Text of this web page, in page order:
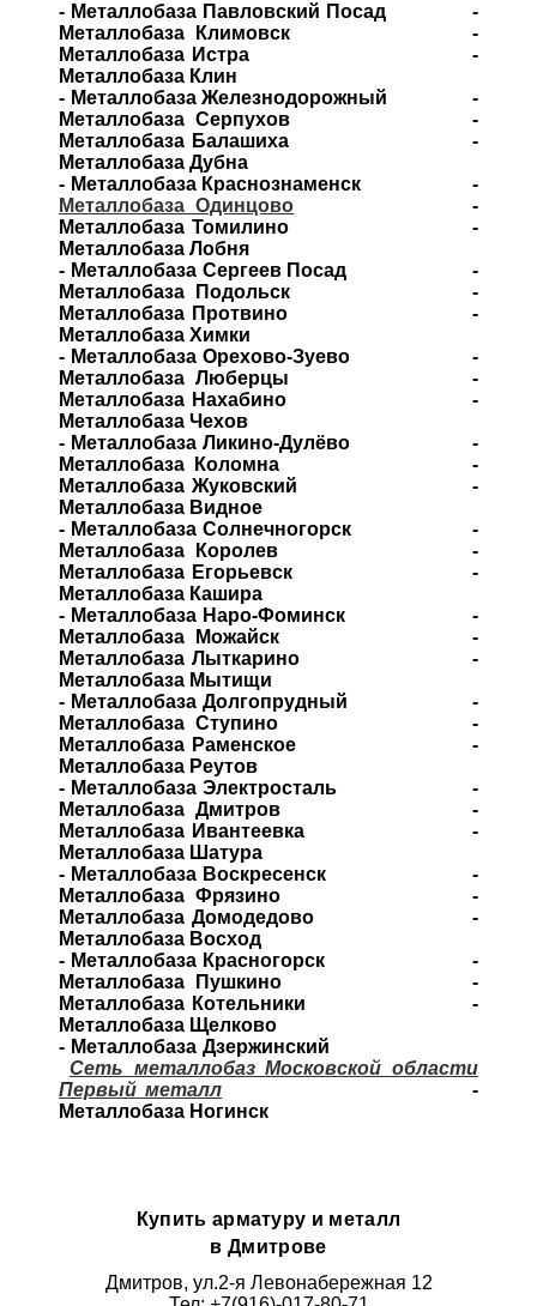
- Металлобаза Павловский Посад -
Металлобаза Климовск -
Металлобаза Истра -
Металлобаза Клин
- Металлобаза Железнодорожный -
Металлобаза Серпухов -
Металлобаза Балашиха -
Металлобаза Дубна
- Металлобаза Краснознаменск -
Металлобаза Одинцово -
Металлобаза Томилино -
Металлобаза Лобня
- Металлобаза Сергеев Посад -
Металлобаза Подольск -
Металлобаза Протвино -
Металлобаза Химки
- Металлобаза Орехово-Зуево -
Металлобаза Люберцы -
Металлобаза Нахабино -
Металлобаза Чехов
- Металлобаза Ликино-Дулёво -
Металлобаза Коломна -
Металлобаза Жуковский -
Металлобаза Видное
- Металлобаза Солнечногорск -
Металлобаза Королев -
Металлобаза Егорьевск -
Металлобаза Кашира
- Металлобаза Наро-Фоминск -
Металлобаза Можайск -
Металлобаза Лыткарино -
Металлобаза Мытищи
- Металлобаза Долгопрудный -
Металлобаза Ступино -
Металлобаза Раменское -
Металлобаза Реутов
- Металлобаза Электросталь -
Металлобаза Дмитров -
Металлобаза Ивантеевка -
Металлобаза Шатура
- Металлобаза Воскресенск -
Металлобаза Фрязино -
Металлобаза Домодедово -
Металлобаза Восход
- Металлобаза Красногорск -
Металлобаза Пушкино -
Металлобаза Котельники -
Металлобаза Щелково
- Металлобаза Дзержинский
Сеть металлобаз Московской области
Первый металл -
Металлобаза Ногинск
Купить арматуру и металл
в Дмитрове
Дмитров, ул.2-я Левонабережная 12